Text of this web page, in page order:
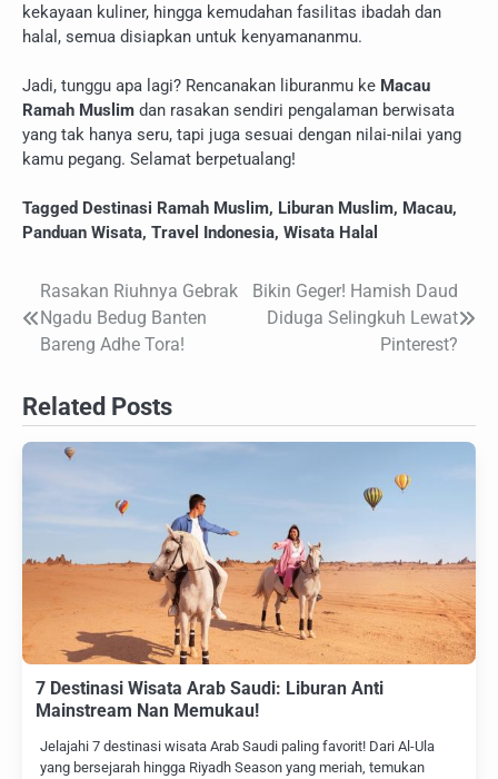
kekayaan kuliner, hingga kemudahan fasilitas ibadah dan
halal, semua disiapkan untuk kenyamananmu.
Jadi, tunggu apa lagi? Rencanakan liburanmu ke Macau
Ramah Muslim dan rasakan sendiri pengalaman berwisata
yang tak hanya seru, tapi juga sesuai dengan nilai-nilai yang
kamu pegang. Selamat berpetualang!
Tagged Destinasi Ramah Muslim, Liburan Muslim, Macau,
Panduan Wisata, Travel Indonesia, Wisata Halal
Navigasi
pos
Rasakan Riuhnya Gebrak
Ngadu Bedug Banten
Bareng Adhe Tora!
Bikin Geger! Hamish Daud
Diduga Selingkuh Lewat
Pinterest?
Related Posts
7 Destinasi Wisata Arab Saudi: Liburan Anti
Mainstream Nan Memukau!
Jelajahi 7 destinasi wisata Arab Saudi paling favorit! Dari Al-Ula
yang bersejarah hingga Riyadh Season yang meriah, temukan